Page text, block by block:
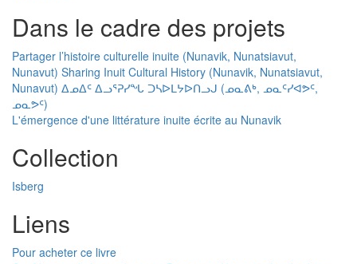
Dans le cadre des projets
Partager l’histoire culturelle inuite (Nunavik, Nunatsiavut,
Nunavut) Sharing Inuit Cultural History (Nunavik, Nunatsiavut,
Nunavut) ᐃᓄᐃᑦ ᐃᓗᕐᕈᓯᖓ ᑐᓴᐅᒪᔭᐅᑎᓗᒍ (ᓄᓇᕕᒃ, ᓄᓇᑦᓯᐊᕗᑦ,
ᓄᓇᕗᑦ)
L'émergence d'une littérature inuite écrite au Nunavik
Collection
Isberg
Liens
Pour acheter ce livre